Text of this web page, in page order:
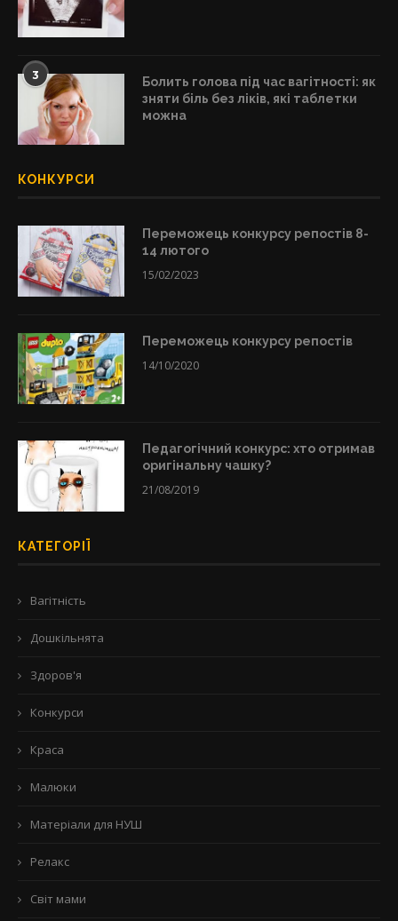
3
Болить голова під час вагітності: як
зняти біль без ліків, які таблетки
можна
КОНКУРСИ
Переможець конкурсу репостів 8-
14 лютого
15/02/2023
Переможець конкурсу репостів
14/10/2020
Педагогічний конкурс: хто отримав
оригінальну чашку?
21/08/2019
КАТЕГОРІЇ
Вагітність
Дошкільнята
Здоров'я
Конкурси
Краса
Малюки
Матеріали для НУШ
Релакс
Світ мами